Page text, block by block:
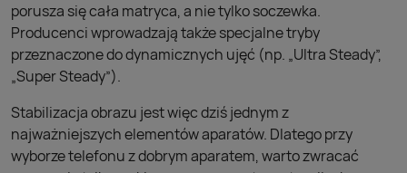
porusza się cała matryca, a nie tylko soczewka.
Producenci wprowadzają także specjalne tryby
przeznaczone do dynamicznych ujęć (np. „Ultra Steady”,
„Super Steady”).
Stabilizacja obrazu jest więc dziś jednym z
najważniejszych elementów aparatów. Dlatego przy
wyborze telefonu z dobrym aparatem, warto zwracać